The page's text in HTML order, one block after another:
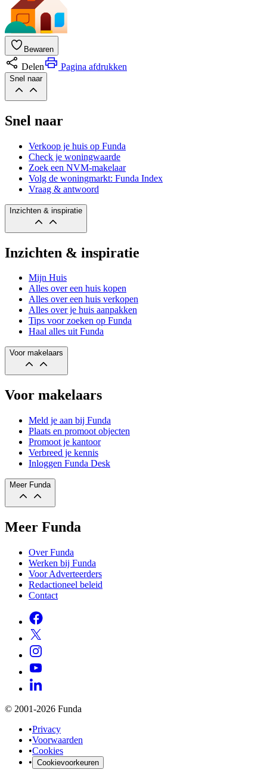
Bewaren
Delen Pagina afdrukken
Snel naar
Snel naar
Verkoop je huis op Funda
Check je woningwaarde
Zoek een NVM-makelaar
Volg de woningmarkt: Funda Index
Vraag & antwoord
Inzichten & inspiratie
Inzichten & inspiratie
Mijn Huis
Alles over een huis kopen
Alles over een huis verkopen
Alles over je huis aanpakken
Tips voor zoeken op Funda
Haal alles uit Funda
Voor makelaars
Voor makelaars
Meld je aan bij Funda
Plaats en promoot objecten
Promoot je kantoor
Verbreed je kennis
Inloggen Funda Desk
Meer Funda
Meer Funda
Over Funda
Werken bij Funda
Voor Adverteerders
Redactioneel beleid
Contact
© 2001-2026 Funda
•Privacy
•Voorwaarden
•Cookies
• Cookievoorkeuren